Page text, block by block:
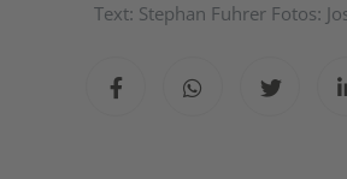
Text: Stephan Fuhrer Fotos: